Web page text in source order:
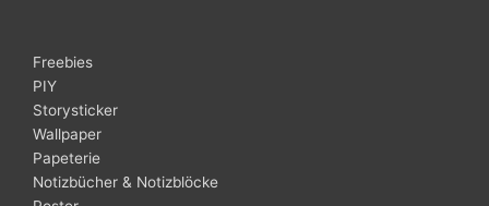
Freebies
PIY
Storysticker
Wallpaper
Papeterie
Notizbücher & Notizblöcke